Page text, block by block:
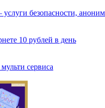
безопасности,
10 рублей в день
сервиса